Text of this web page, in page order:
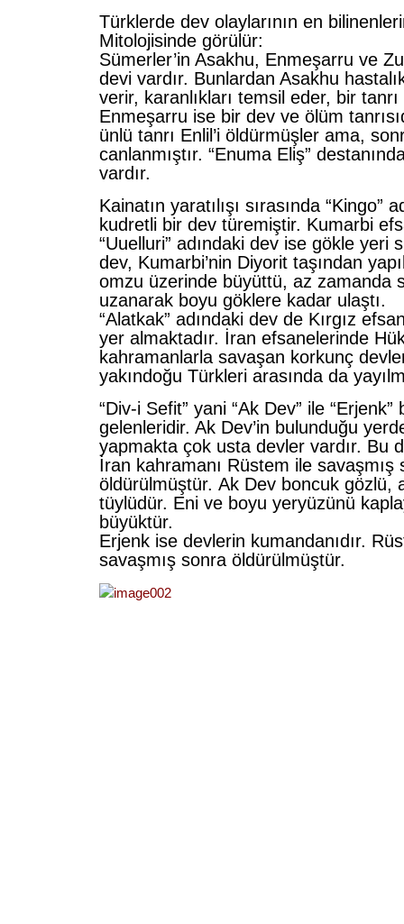
Türklerde dev olaylarının en
Mitolojisinde görülür:
Sümerler’in Asakhu, Enmeşarru ve
devi vardır. Bunlardan Asakhu
verir, karanlıkları temsil eder, bir tanrı
Enmeşarru ise bir dev ve ölüm
ünlü tanrı Enlil’i öldürmüşler ama,
canlanmıştır. “Enuma Eliş”
vardır.
Kainatın yaratılışı sırasında “Kingo”
kudretli bir dev türemiştir. Kumarbi
“Uuelluri” adındaki dev ise gökle yeri
dev, Kumarbi’nin Diyorit taşından
omzu üzerinde büyüttü, az zamanda
uzanarak boyu göklere kadar ulaştı.
“Alatkak” adındaki dev de Kırgız
yer almaktadır. İran efsanelerinde
kahramanlarla savaşan korkunç
yakındoğu Türkleri arasında da
“Div-i Sefit” yani “Ak Dev” ile
gelenleridir. Ak Dev’in bulunduğu
yapmakta çok usta devler vardır. Bu
İran kahramanı Rüstem ile savaşmış
öldürülmüştür. Ak Dev boncuk gözlü,
tüylüdür. Eni ve boyu yeryüzünü
büyüktür.
Erjenk ise devlerin kumandanıdır.
savaşmış sonra öldürülmüştür.